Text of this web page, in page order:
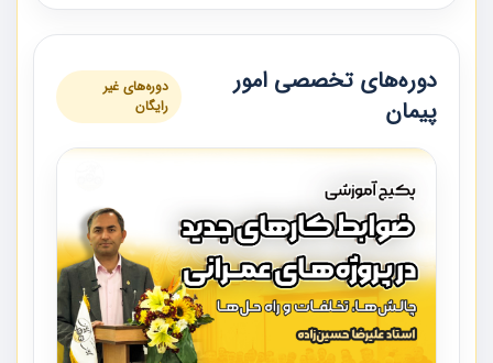
دوره‌های تخصصی امور
پیمان
دوره‌های غیر
رایگان